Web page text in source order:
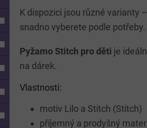
K dispozici jsou různé varianty –
snadno vyberete podle potřeby.
Pyžamo Stitch pro děti je
na dárek.
Vlastnosti:
motiv Lilo a Stitch (Stitch)
příjemný a prodyšný